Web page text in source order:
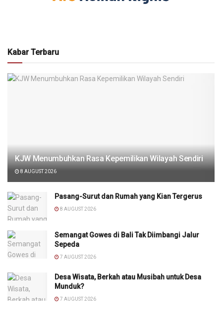
Kabar Terbaru
KJW Menumbuhkan Rasa Kepemilikan Wilayah Sendiri
8 AUGUST 2026
Pasang-Surut dan Rumah yang Kian Tergerus
8 AUGUST 2026
Semangat Gowes di Bali Tak Diimbangi Jalur
Sepeda
7 AUGUST 2026
Desa Wisata, Berkah atau Musibah untuk Desa
Munduk?
7 AUGUST 2026